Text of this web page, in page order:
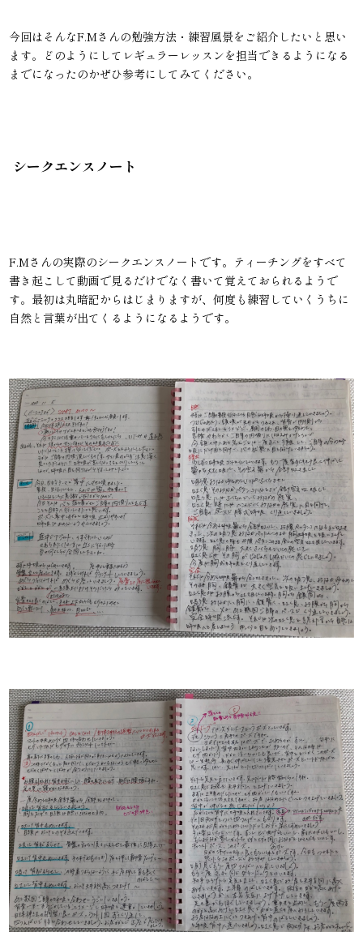
今回はそんなF.Mさんの勉強方法・練習風景をご紹介したいと思い
ます。どのようにしてレギュラーレッスンを担当できるようになる
までになったのかぜひ参考にしてみてください。
シークエンスノート
F.Mさんの実際のシークエンスノートです。ティーチングをすべて
書き起こして動画で見るだけでなく書いて覚えておられるようで
す。最初は丸暗記からはじまりますが、何度も練習していくうちに
自然と言葉が出てくるようになるようです。